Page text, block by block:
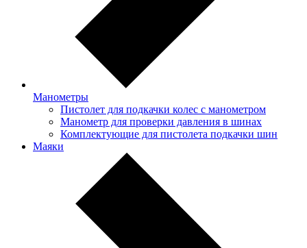
Манометры
Пистолет для подкачки колес с манометром
Манометр для проверки давления в шинах
Комплектующие для пистолета подкачки шин
Маяки